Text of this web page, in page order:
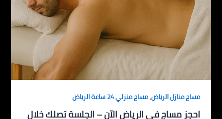
مساج منازل الرياض,مساج منزلي 24 ساعة الرياض
احجز مساج في الرياض الآن – الجلسة تصلك خلال